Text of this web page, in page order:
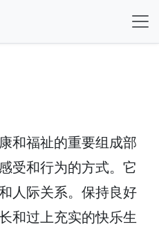
和福祉的重要组成部
受和行为的方式。它
人际关系。保持良好
和过上充实的快乐生